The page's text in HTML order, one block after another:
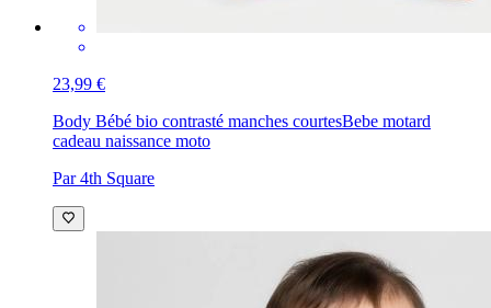
23,99 €
Body Bébé bio contrasté manches courtesBebe motard
cadeau naissance moto
Par 4th Square